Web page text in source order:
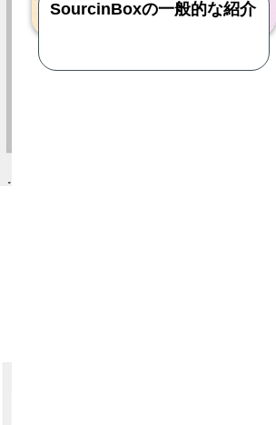
SourcinBoxの一般的な紹介